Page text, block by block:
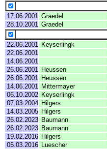
17.06.2001 Graedel
28.10.2001 Graedel
22.06.2001
Keyserlingk
22.06.2001
14.06.2001
26.06.2001
Heussen
26.06.2001
Heussen
14.06.2001
Mittermayer
06.10.2002 Keyserlingk
07.03.2004 Hilgers
14.03.2005 Hilgers
26.02.2023 Baumann
26.02.2023 Baumann
19.02.2016 Hilgers
05.03.2016
Luescher